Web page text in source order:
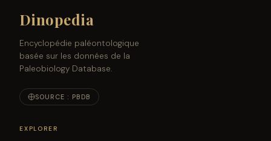
Dinopedia
Encyclopédie paléontologique
basée sur les données de la
Paleobiology Database.
SOURCE : PBDB
EXPLORER